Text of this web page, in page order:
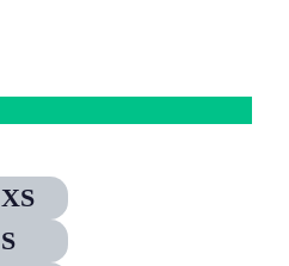
XS
S